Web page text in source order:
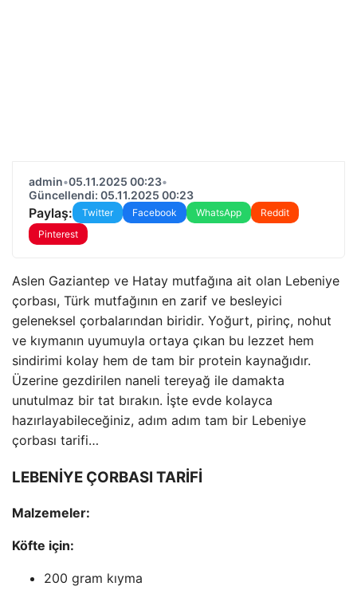
admin•05.11.2025 00:23•
Güncellendi: 05.11.2025 00:23
Paylaş: Twitter Facebook WhatsApp
Reddit
Pinterest
Aslen Gaziantep ve Hatay mutfağına ait olan Lebeniye
çorbası, Türk mutfağının en zarif ve besleyici
geleneksel çorbalarından biridir. Yoğurt, pirinç, nohut
ve kıymanın uyumuyla ortaya çıkan bu lezzet hem
sindirimi kolay hem de tam bir protein kaynağıdır.
Üzerine gezdirilen naneli tereyağ ile damakta
unutulmaz bir tat bırakın. İşte evde kolayca
hazırlayabileceğiniz, adım adım tam bir Lebeniye
çorbası tarifi…
LEBENİYE ÇORBASI TARİFİ
Malzemeler:
Köfte için:
200 gram kıyma